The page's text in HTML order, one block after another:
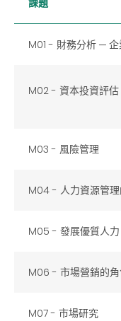
M01 - 財務分析 ─
M02 - 資本投資評估
M03 - 風險管理
M04 - 人力資源管
M05 - 發展優質人力
M06 - 市場營銷的
M07 - 市場研究